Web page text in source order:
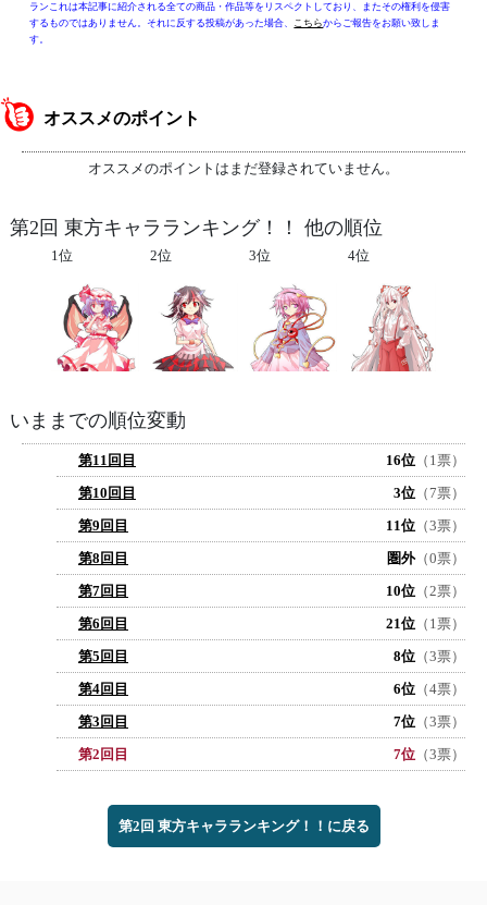
ランこれは本記事に紹介される全ての商品・作品等をリスペクトしており、またその権利を侵害
するものではありません。それに反する投稿があった場合、 こちらからご報告をお願い致しま
す。
オススメのポイント
オススメのポイントはまだ登録されていません。
第2回 東方キャラランキング！！ 他の順位
1位 2位 3位 4位
いままでの順位変動
第11回目 16位 （1票）
第10回目
3位 （7票）
第9回目
11位 （3票）
第8回目
圏外（0票）
第7回目
10位 （2票）
第6回目
21位 （1票）
第5回目
8位 （3票）
第4回目
6位 （4票）
第3回目
7位 （3票）
第2回目
7位 （3票）
第2回 東方キャラランキング！！に戻る